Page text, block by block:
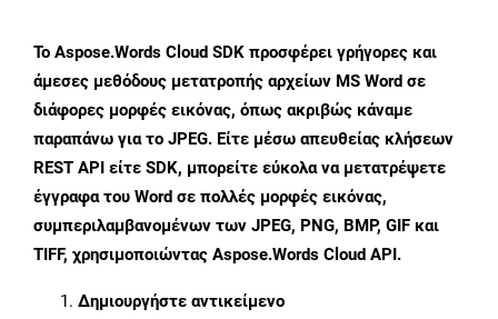
Το Aspose.Words Cloud SDK προσφέρει γρήγορες και
άμεσες μεθόδους μετατροπής αρχείων MS Word σε
διάφορες μορφές εικόνας, όπως ακριβώς κάναμε
παραπάνω για το JPEG. Είτε μέσω απευθείας κλήσεων
REST API είτε SDK, μπορείτε εύκολα να μετατρέψετε
έγγραφα του Word σε πολλές μορφές εικόνας,
συμπεριλαμβανομένων των JPEG, PNG, BMP, GIF και
TIFF, χρησιμοποιώντας Aspose.Words Cloud API.
Δημιουργήστε αντικείμενο